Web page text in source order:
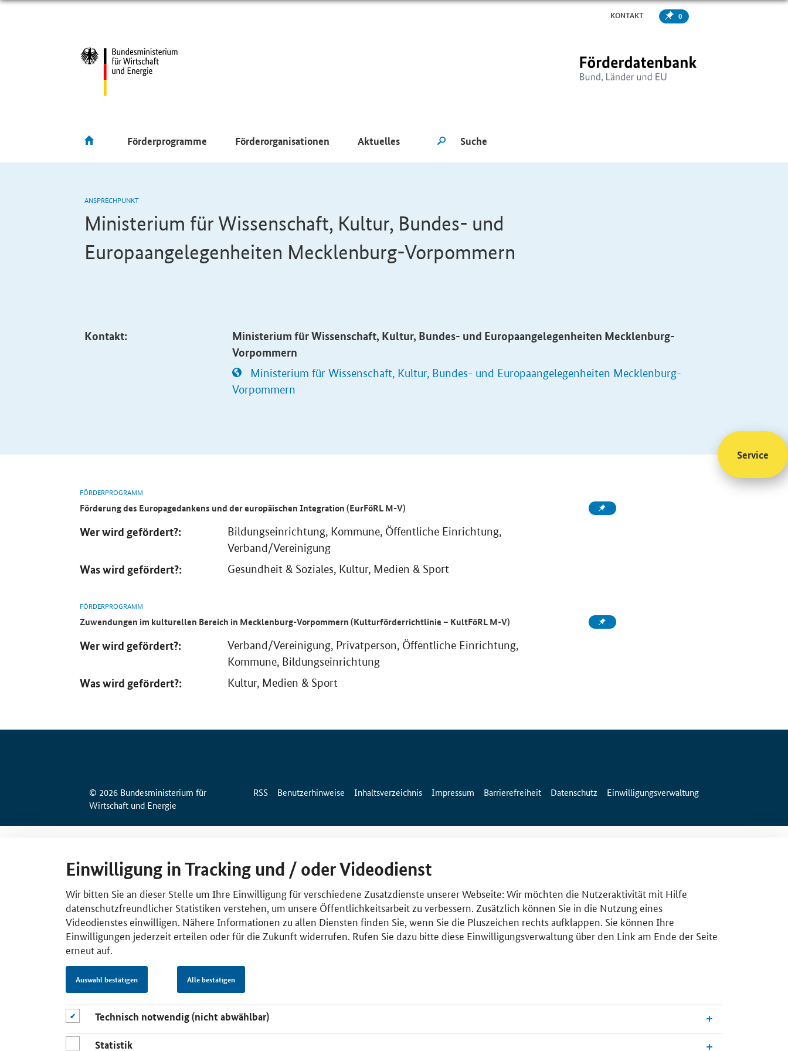
KONTAKT 0
Förderprogramme Förderorganisationen Aktuelles
ANSPRECHPUNKT
Ministerium für Wissenschaft, Kultur, Bundes- und
Europaangelegenheiten Mecklenburg-Vorpommern
Kontakt:
Ministerium für Wissenschaft, Kultur, Bundes- und Europaangelegenheiten Mecklenburg-
Vorpommern
Ministerium für Wissenschaft, Kultur, Bundes- und Europaangelegenheiten Mecklenburg-
Vorpommern
FÖRDERPROGRAMM
Förderung des Europagedankens und der europäischen Integration (EurFöRL M-V)
Wer wird gefördert?:
Bildungseinrichtung, Kommune, Öffentliche Einrichtung,
Verband/Vereinigung
Was wird gefördert?: Gesundheit & Soziales, Kultur, Medien & Sport
FÖRDERPROGRAMM
Zuwendungen im kulturellen Bereich in Mecklenburg-Vorpommern (Kulturförderrichtlinie – KultFöRL M-V)
Wer wird gefördert?:
Verband/Vereinigung, Privatperson, Öffentliche Einrichtung,
Kommune, Bildungseinrichtung
Was wird gefördert?: Kultur, Medien & Sport
Service
© 2026 Bundesministerium für
Wirtschaft und Energie
RSS Benutzerhinweise Inhaltsverzeichnis Impressum Barrierefreiheit Datenschutz Einwilligungsverwaltung
Einwilligung in Tracking und / oder Videodienst
Wir bitten Sie an dieser Stelle um Ihre Einwilligung für verschiedene Zusatzdienste unserer Webseite: Wir möchten die Nutzeraktivität mit Hilfe
datenschutzfreundlicher Statistiken verstehen, um unsere Öffentlichkeitsarbeit zu verbessern. Zusätzlich können Sie in die Nutzung eines
Videodienstes einwilligen. Nähere Informationen zu allen Diensten finden Sie, wenn Sie die Pluszeichen rechts aufklappen. Sie können Ihre
Einwilligungen jederzeit erteilen oder für die Zukunft widerrufen. Rufen Sie dazu bitte diese Einwilligungsverwaltung über den Link am Ende der Seite
erneut auf.
Auswahl bestätigen Alle bestätigen
Technisch notwendig (nicht abwählbar)
Statistik